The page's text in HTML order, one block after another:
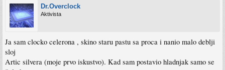
Dr.Overclock
Aktivista
Ja sam clocko celerona , skino staru pastu sa proca i nanio malo deblji
sloj
Artic silvera (moje prvo iskustvo). Kad sam postavio hladnjak samo se